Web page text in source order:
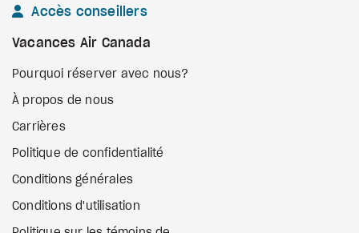
Accès conseillers
Vacances Air Canada
Pourquoi réserver avec nous?
À propos de nous
Carrières
Politique de confidentialité
Conditions générales
Conditions d'utilisation